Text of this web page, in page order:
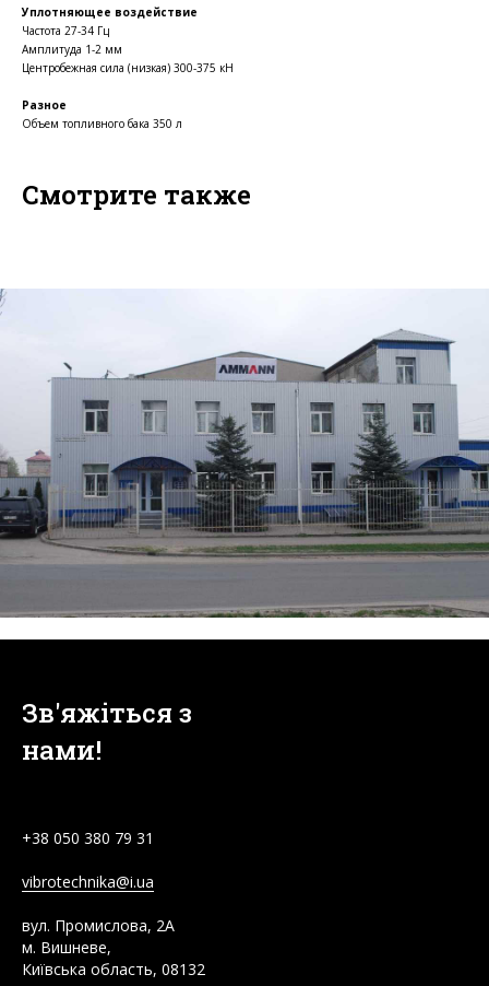
Уплотняющее воздействие
Частота 27-34 Гц
Амплитуда 1-2 мм
Центробежная сила (низкая) 300-375 кН
Разное
Объем топливного бака 350 л
Смотрите также
Зв'яжіться з
нами!
+38 050 380 79 31
vibrotechnika@i.ua
вул. Промислова, 2А
м. Вишневе,
Київська область, 08132